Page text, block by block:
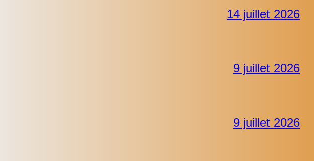
14 juillet 2026
9 juillet 2026
9 juillet 2026